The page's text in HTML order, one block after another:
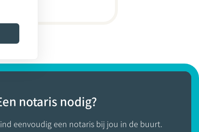
notaris nodig?
eenvoudig een notaris bij jou in de buurt.